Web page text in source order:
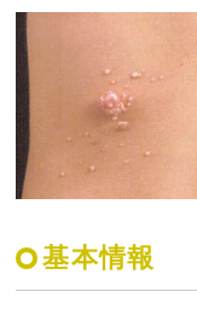
基本情報